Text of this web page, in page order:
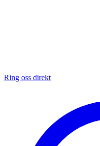
Ring oss direkt